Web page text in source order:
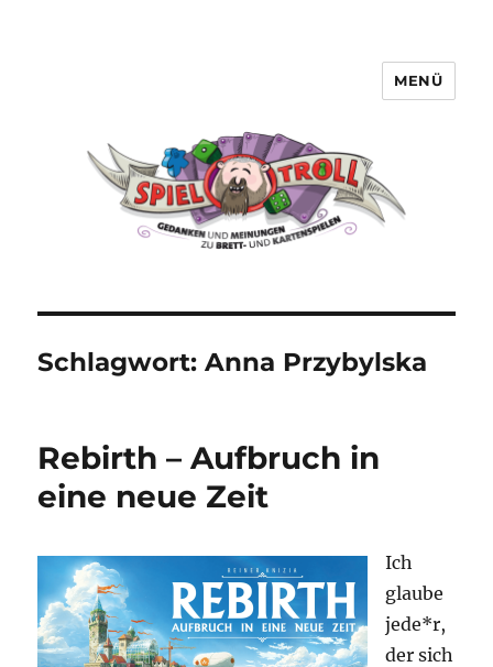
MENÜ
Schlagwort:Anna Przybylska
Rebirth – Aufbruch in
eine neue Zeit
Ich
glaube
jede*r,
der sich